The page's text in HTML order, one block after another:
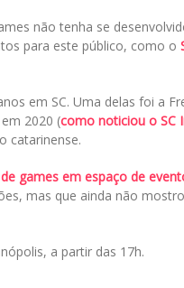
não tenha se
para este público, como o
em SC. Uma delas foi a
2020 (como noticiou o SC
catarinense.
games em espaço de
mas que ainda não
a partir das 17h.